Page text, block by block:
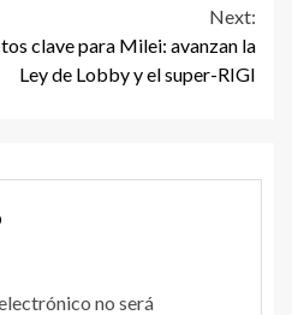
Next:
clave para Milei: avanzan la
Ley de Lobby y el super-RIGI
no será